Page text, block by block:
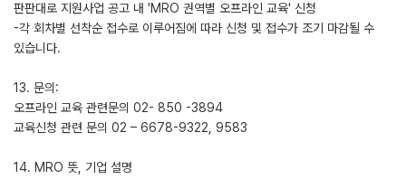
판판대로 지원사업 공고 내 'MRO 권역별 오프라인 교육' 신청
-각 회차별 선착순 접수로 이루어짐에 따라 신청 및 접수가 조기 마감될 수
있습니다.
13. 문의:
오프라인 교육 관련문의 02- 850 -3894
교육신청 관련 문의 02 – 6678-9322, 9583
14. MRO 뜻, 기업 설명